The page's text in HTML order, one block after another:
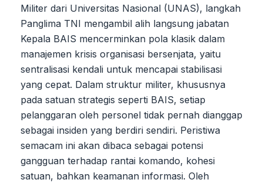
Militer dari Universitas Nasional (UNAS), langkah
Panglima TNI mengambil alih langsung jabatan
Kepala BAIS mencerminkan pola klasik dalam
manajemen krisis organisasi bersenjata, yaitu
sentralisasi kendali untuk mencapai stabilisasi
yang cepat. Dalam struktur militer, khususnya
pada satuan strategis seperti BAIS, setiap
pelanggaran oleh personel tidak pernah dianggap
sebagai insiden yang berdiri sendiri. Peristiwa
semacam ini akan dibaca sebagai potensi
gangguan terhadap rantai komando, kohesi
satuan, bahkan keamanan informasi. Oleh